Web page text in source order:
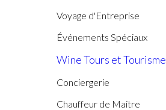
Voyage d'Entreprise
Événements Spéciaux
Wine Tours et Tourisme
Conciergerie
Chauffeur de Maitre